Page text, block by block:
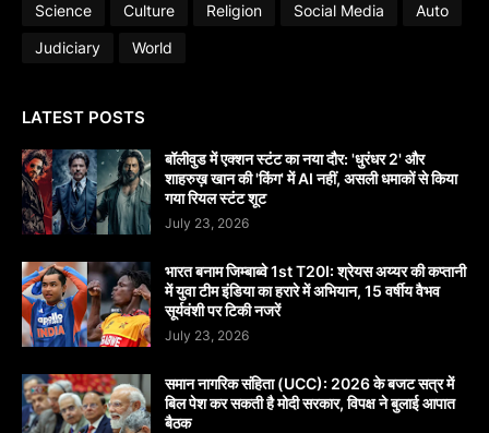
Science
Culture Religion Social Media
Auto
Judiciary
World
LATEST POSTS
बॉलीवुड में एक्शन स्टंट का नया दौर: 'धुरंधर 2' और
शाहरुख़ खान की 'किंग' में AI नहीं, असली धमाकों से किया
गया रियल स्टंट शूट
July 23, 2026
भारत बनाम जिम्बाब्वे 1st T20I: श्रेयस अय्यर की कप्तानी
में युवा टीम इंडिया का हरारे में अभियान, 15 वर्षीय वैभव
सूर्यवंशी पर टिकी नजरें
July 23, 2026
समान नागरिक संहिता (UCC): 2026 के बजट सत्र में
बिल पेश कर सकती है मोदी सरकार, विपक्ष ने बुलाई आपात
बैठक